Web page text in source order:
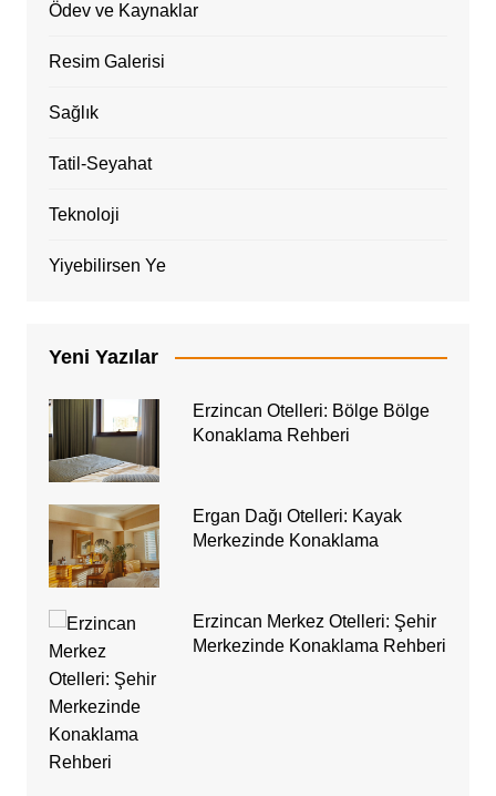
Ödev ve Kaynaklar
Resim Galerisi
Sağlık
Tatil-Seyahat
Teknoloji
Yiyebilirsen Ye
Yeni Yazılar
Erzincan Otelleri: Bölge Bölge
Konaklama Rehberi
Ergan Dağı Otelleri: Kayak
Merkezinde Konaklama
Erzincan Merkez Otelleri: Şehir
Merkezinde Konaklama Rehberi